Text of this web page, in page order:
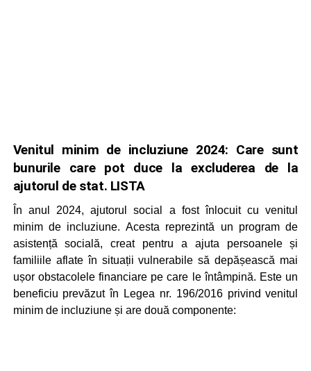
Venitul minim de incluziune 2024: Care sunt
bunurile care pot duce la excluderea de la
ajutorul de stat. LISTA
În anul 2024, ajutorul social a fost înlocuit cu venitul
minim de incluziune. Acesta reprezintă un program de
asistență socială, creat pentru a ajuta persoanele și
familiile aflate în situații vulnerabile să depășească mai
ușor obstacolele financiare pe care le întâmpină. Este un
beneficiu prevăzut în Legea nr. 196/2016 privind venitul
minim de incluziune și are două componente: